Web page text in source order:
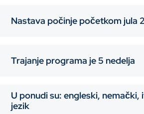
Nastava počinje početkom jula
Trajanje programa je 5 nedelja
U ponudi su: engleski, nemački,
jezik